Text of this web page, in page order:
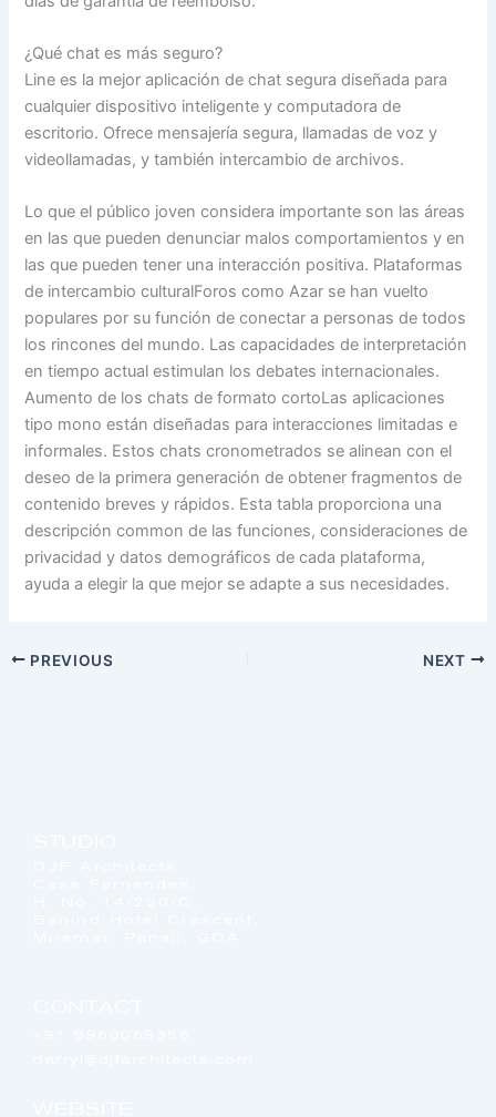
¿Qué chat es más seguro?
Line es la mejor aplicación de chat segura diseñada para
cualquier dispositivo inteligente y computadora de
escritorio. Ofrece mensajería segura, llamadas de voz y
videollamadas, y también intercambio de archivos.
Lo que el público joven considera importante son las áreas
en las que pueden denunciar malos comportamientos y en
las que pueden tener una interacción positiva. Plataformas
de intercambio culturalForos como Azar se han vuelto
populares por su función de conectar a personas de todos
los rincones del mundo. Las capacidades de interpretación
en tiempo actual estimulan los debates internacionales.
Aumento de los chats de formato cortoLas aplicaciones
tipo mono están diseñadas para interacciones limitadas e
informales. Estos chats cronometrados se alinean con el
deseo de la primera generación de obtener fragmentos de
contenido breves y rápidos. Esta tabla proporciona una
descripción common de las funciones, consideraciones de
privacidad y datos demográficos de cada plataforma,
ayuda a elegir la que mejor se adapte a sus necesidades.
PREVIOUS NEXT